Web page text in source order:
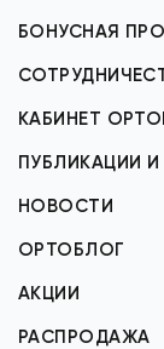
БОНУСНАЯ
КАБИНЕТ
ПУБЛИКАЦИИ И
НОВОСТИ
ОРТОБЛОГ
АКЦИИ
РАСПРОДАЖА